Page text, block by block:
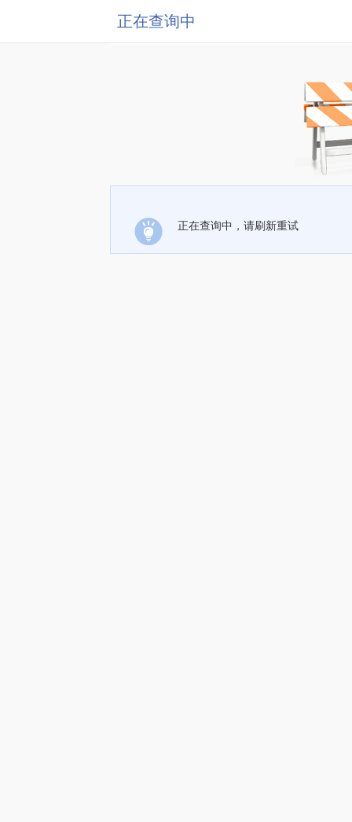
正在查询中
正在查询中，请刷新重试